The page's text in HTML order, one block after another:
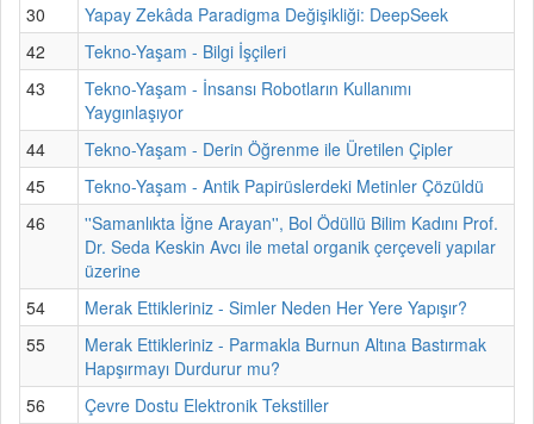
30
Yapay Zekâda Paradigma Değişikliği: DeepSeek
42
Tekno-Yaşam - Bilgi İşçileri
43
Tekno-Yaşam - İnsansı Robotların Kullanımı
Yaygınlaşıyor
44
Tekno-Yaşam - Derin Öğrenme ile Üretilen Çipler
45
Tekno-Yaşam - Antik Papirüslerdeki Metinler Çözüldü
46
''Samanlıkta İğne Arayan'', Bol Ödüllü Bilim Kadını Prof.
Dr. Seda Keskin Avcı ile metal organik çerçeveli yapılar
üzerine
54
Merak Ettikleriniz - Simler Neden Her Yere Yapışır?
55
Merak Ettikleriniz - Parmakla Burnun Altına Bastırmak
Hapşırmayı Durdurur mu?
56
Çevre Dostu Elektronik Tekstiller